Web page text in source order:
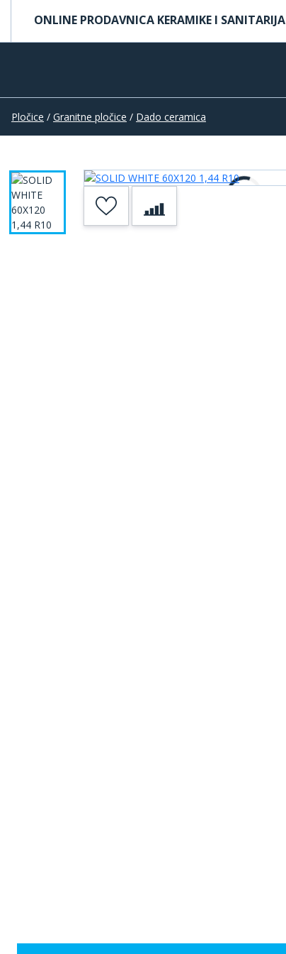
ONLINE PRODAVNICA KERAMIKE I SANITARIJA
Pločice / Granitne pločice / Dado ceramica